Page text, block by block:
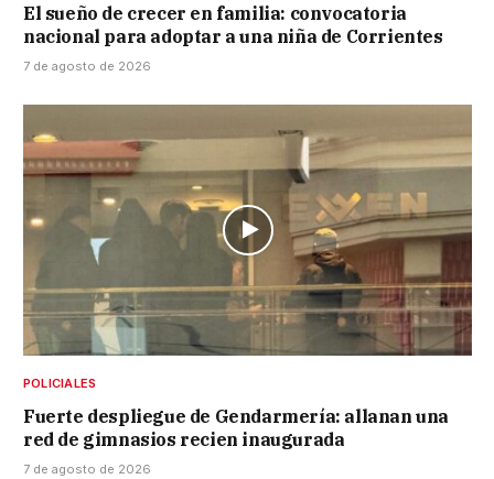
El sueño de crecer en familia: convocatoria
nacional para adoptar a una niña de Corrientes
7 de agosto de 2026
POLICIALES
Fuerte despliegue de Gendarmería: allanan una
red de gimnasios recien inaugurada
7 de agosto de 2026